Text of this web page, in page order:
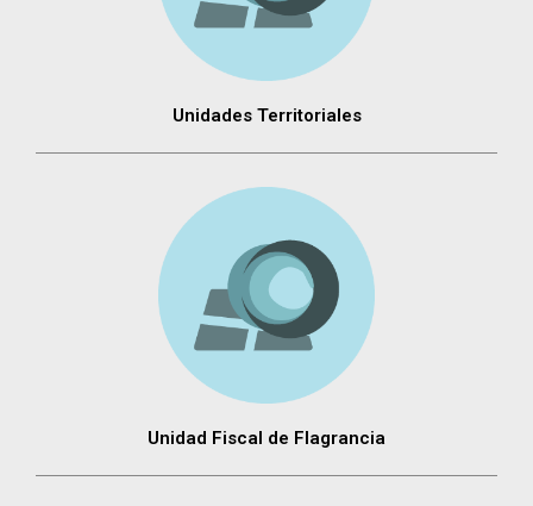
Unidades Territoriales
Unidad Fiscal de Flagrancia